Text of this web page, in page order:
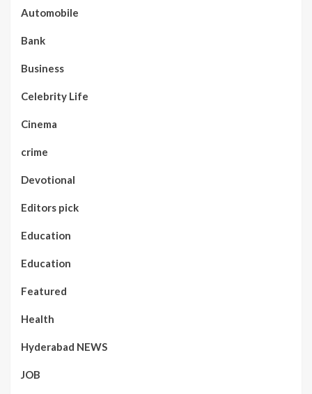
Automobile
Bank
Business
Celebrity Life
Cinema
crime
Devotional
Editors pick
Education
Education
Featured
Health
Hyderabad NEWS
JOB